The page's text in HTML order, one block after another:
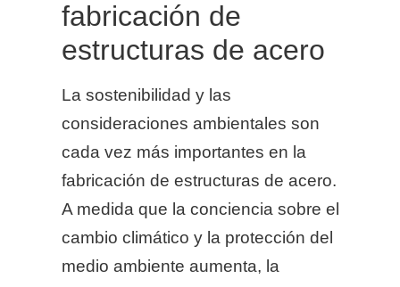
fabricación de
estructuras de acero
La sostenibilidad y las
consideraciones ambientales son
cada vez más importantes en la
fabricación de estructuras de acero.
A medida que la conciencia sobre el
cambio climático y la protección del
medio ambiente aumenta, la